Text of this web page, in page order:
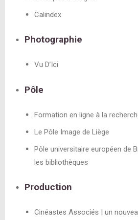
Calindex
Photographie
Vu D’Ici
Pôle
Formation en ligne à la
Le Pôle Image de Liège
Pôle universitaire européen de
les bibliothèques
Production
Cinéastes Associés | un